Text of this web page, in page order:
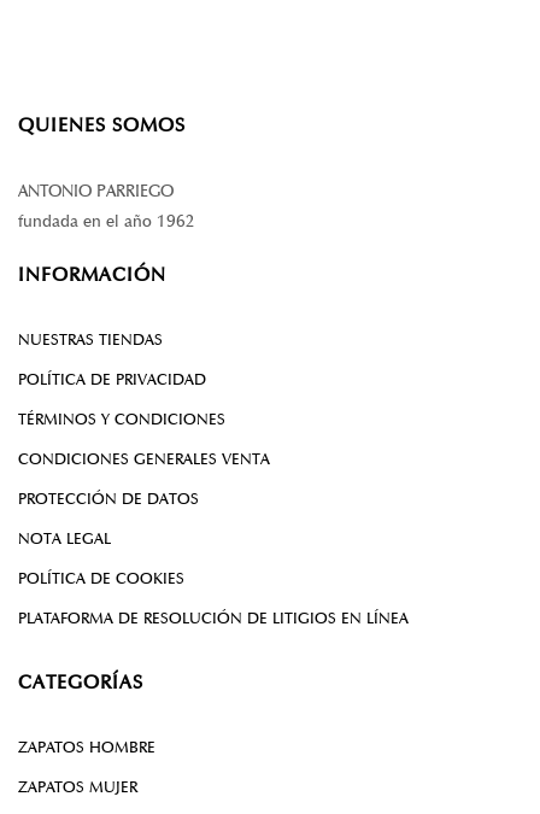
QUIENES SOMOS
ANTONIO PARRIEGO
fundada en el año 1962
INFORMACIÓN
NUESTRAS TIENDAS
POLÍTICA DE PRIVACIDAD
TÉRMINOS Y CONDICIONES
CONDICIONES GENERALES VENTA
PROTECCIÓN DE DATOS
NOTA LEGAL
POLÍTICA DE COOKIES
PLATAFORMA DE RESOLUCIÓN DE LITIGIOS EN LÍNEA
CATEGORÍAS
ZAPATOS HOMBRE
ZAPATOS MUJER